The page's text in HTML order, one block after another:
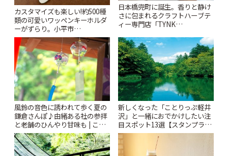
カスタマイズも楽しい!約500種
類の可愛いワッペンキーホルダ
ーがずらり。小平市
「Kimamaya T&K」 | ことりっ
ぷ
日本橋兜町に誕生。香りと静け
さに包まれるクラフトハーブテ
ィー専門店「TYNK
風鈴の音色に誘われて歩く夏の
鎌倉さんぽ♪由緒ある社の参拝
と老舗のひんやり甘味も | こと
りっぷ
新しくなった「ことりっぷ軽井
沢」と一緒におでかけしたい注
目スポット13選【スタンプラリ
ー開催中】 | ことりっぷ